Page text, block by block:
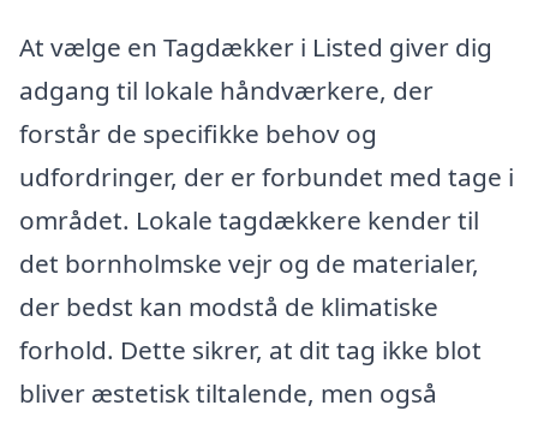
At vælge en Tagdækker i Listed giver dig
adgang til lokale håndværkere, der
forstår de specifikke behov og
udfordringer, der er forbundet med tage i
området. Lokale tagdækkere kender til
det bornholmske vejr og de materialer,
der bedst kan modstå de klimatiske
forhold. Dette sikrer, at dit tag ikke blot
bliver æstetisk tiltalende, men også